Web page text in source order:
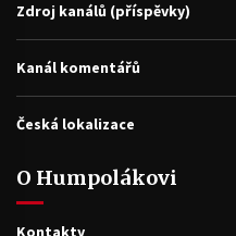
Zdroj kanálů (příspěvky)
Kanál komentářů
Česká lokalizace
O Humpolákovi